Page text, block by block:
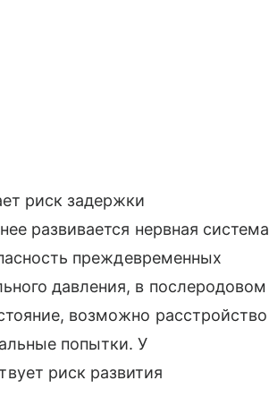
риск задержки
развивается нервная система
преждевременных
давления, в послеродовом
возможно расстройство
попытки. У
риск развития